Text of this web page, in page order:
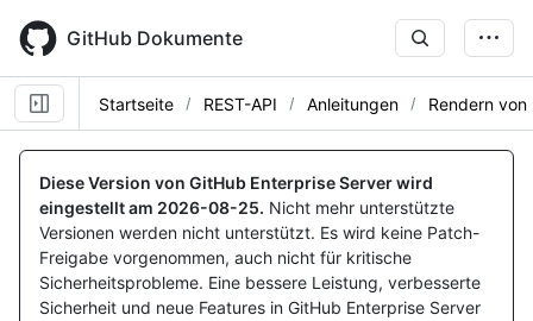
main
content
GitHub Dokumente
Startseite REST-API Anleitungen Rendern von
Diese Version von GitHub Enterprise Server wird
eingestellt am 2026-08-25. Nicht mehr unterstützte
Versionen werden nicht unterstützt. Es wird keine Patch-
Freigabe vorgenommen, auch nicht für kritische
Sicherheitsprobleme. Eine bessere Leistung, verbesserte
Sicherheit und neue Features in GitHub Enterprise Server